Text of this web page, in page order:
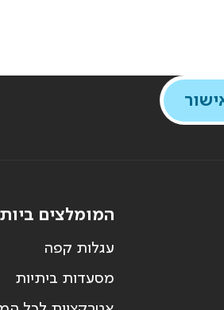
המומלצים
עגלות קפה
מסעדות ביתיות